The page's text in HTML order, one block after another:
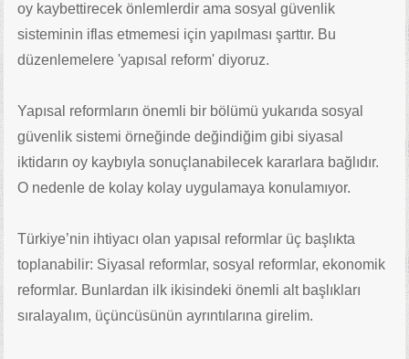
oy kaybettirecek önlemlerdir ama sosyal güvenlik
sisteminin iflas etmemesi için yapılması şarttır. Bu
düzenlemelere 'yapısal reform' diyoruz.
Yapısal reformların önemli bir bölümü yukarıda sosyal
güvenlik sistemi örneğinde değindiğim gibi siyasal
iktidarın oy kaybıyla sonuçlanabilecek kararlara bağlıdır.
O nedenle de kolay kolay uygulamaya konulamıyor.
Türkiye’nin ihtiyacı olan yapısal reformlar üç başlıkta
toplanabilir: Siyasal reformlar, sosyal reformlar, ekonomik
reformlar. Bunlardan ilk ikisindeki önemli alt başlıkları
sıralayalım, üçüncüsünün ayrıntılarına girelim.